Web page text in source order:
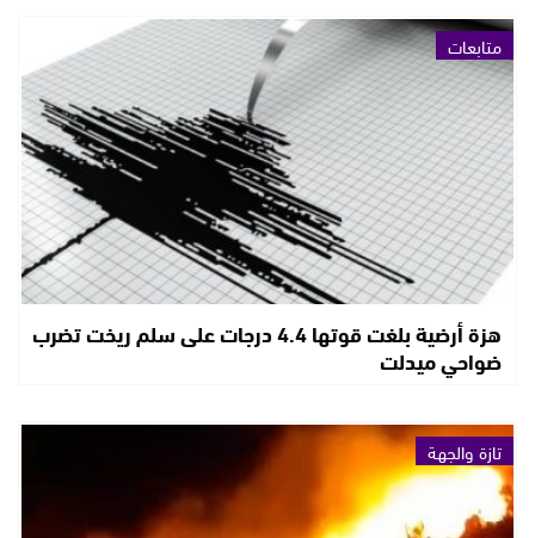
متابعات
هزة أرضية بلغت قوتها 4.4 درجات على سلم ريخت تضرب
ضواحي ميدلت
تازة والجهة